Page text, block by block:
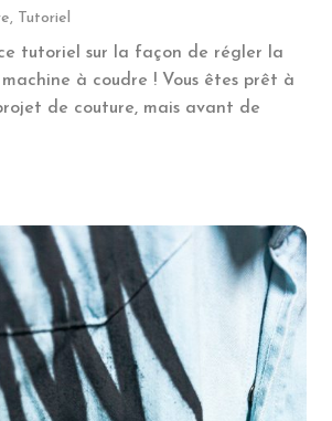
Tutoriel
tutoriel sur la façon de régler la
à coudre ! Vous êtes prêt à
de couture, mais avant de